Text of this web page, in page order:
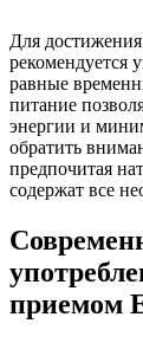
Для
рекомендуется
равные
питание
энергии и
обратить
предпочитая
содержат все
приемом